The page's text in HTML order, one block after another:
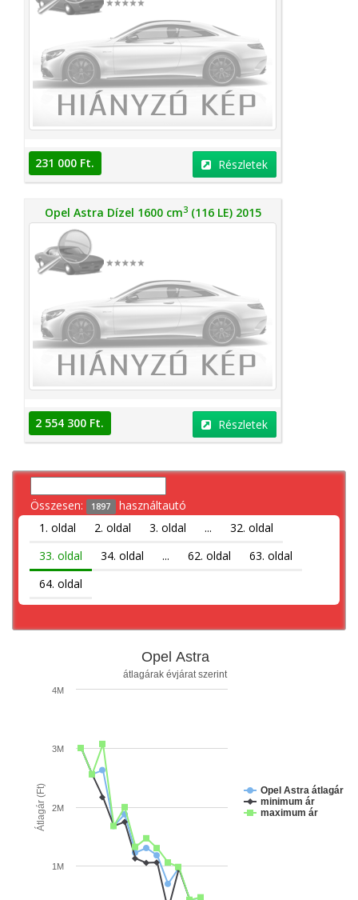
231 000 Ft. Részletek
Opel Astra Dízel 1600 cm3(116 LE) 2015
2 554 300 Ft. Részletek
Összesen: 1897 használtautó
1. oldal
2. oldal 3. oldal ...
32. oldal
33. oldal
34. oldal ... 62. oldal
63. oldal
64. oldal
Átlagár (Ft)
Opel Astra
átlagárak évjárat szerint
Opel Astra átlagár
minimum ár
maximum ár
1M
2M
3M
4M